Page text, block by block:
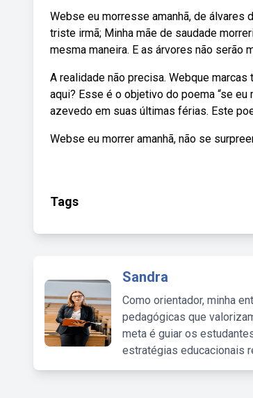
Webse eu morresse amanhã, de álvares
triste irmã; Minha mãe de saudade
mesma maneira. E as árvores não serão
A realidade não precisa. Webque
aqui? Esse é o objetivo do poema “se
azevedo em suas últimas férias. Este
Webse eu morrer amanhã, não se
Tags
Sandra
Como orientador, minha
pedagógicas que
meta é guiar os
estratégias educacionais